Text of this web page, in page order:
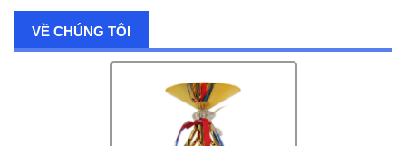
VỀ CHÚNG TÔI